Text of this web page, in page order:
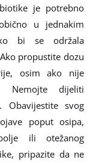
je potrebno
u jednakim
bi se održala
propustite dozu
osim ako nije
Nemojte dijeliti
svog
poput osipa,
ili otežanog
pripazite da ne